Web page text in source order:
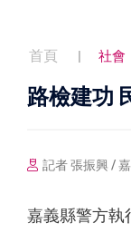
首頁 社會
路檢建功
記者 張振興 /
嘉義縣警方執